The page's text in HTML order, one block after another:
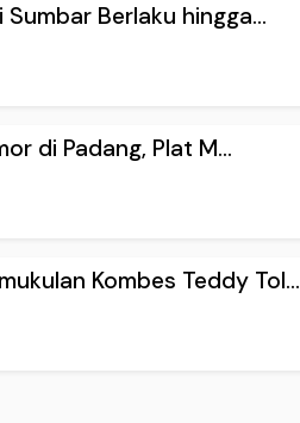
Berlaku hingga...
di Padang, Plat M...
Kombes Teddy Tol...